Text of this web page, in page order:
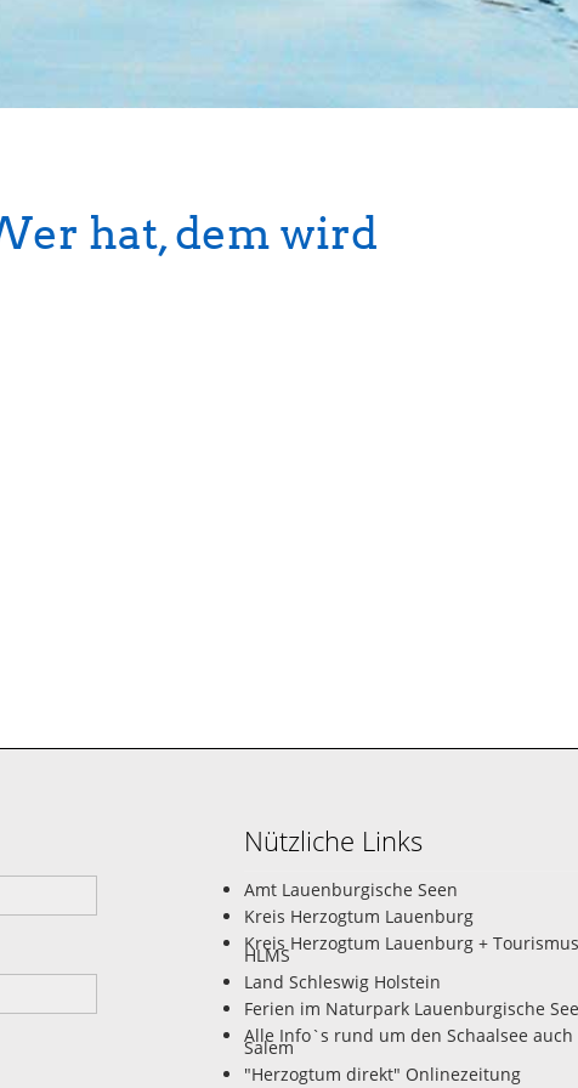
hat, dem wird
Nützliche Links
Amt Lauenburgische Seen
Kreis Herzogtum Lauenburg
Kreis Herzogtum Lauenburg +
HLMS
Land Schleswig Holstein
Ferien im Naturpark Lauenburgische
Alle Info`s rund um den Schaalsee auch
Salem
"Herzogtum direkt" Onlinezeitung